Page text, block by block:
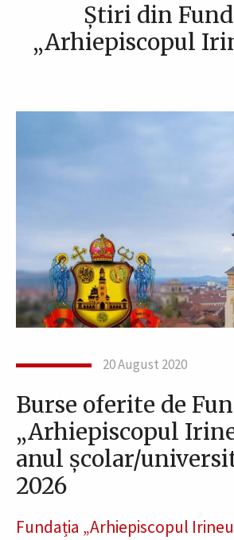
Știri din
„Arhiepiscopul
20 August 2020
Burse oferite de
„Arhiepiscopul
anul școlar/
2026
Fundația „Arhiepiscopul